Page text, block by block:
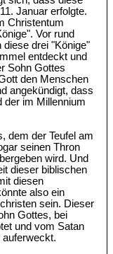
Januar erfolgte.
Christentum
Vor rund
drei "Könige"
entdeckt und
Sohn Gottes
den Menschen
angekündigt, dass
der im Millennium
dem der Teufel am
seinen Thron
wird. Und
dieser biblischen
diesen
also ein
sein. Dieser
Gottes, bei
und vom Satan
auferweckt.